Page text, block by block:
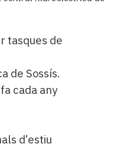
tasques de
de Sossís.
cada any
d’estiu